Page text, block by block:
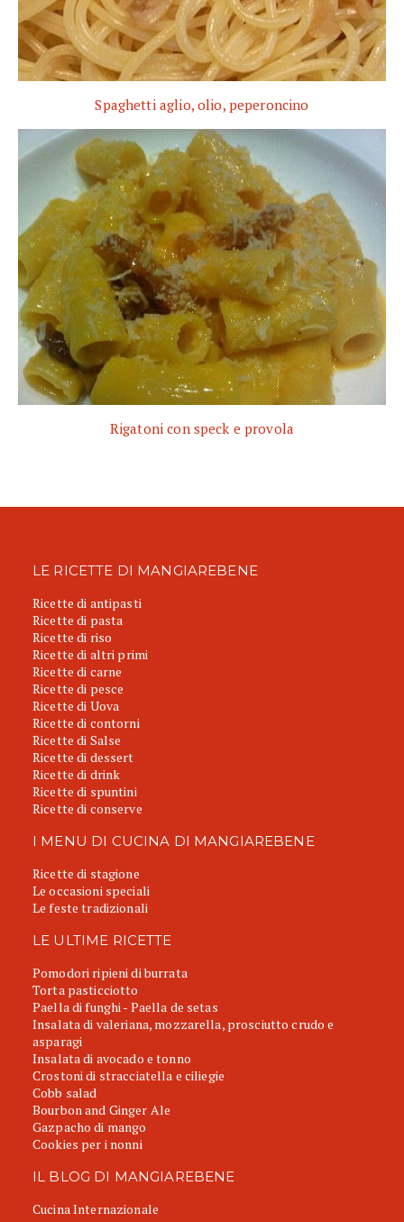
Spaghetti aglio, olio, peperoncino
Rigatoni con speck e provola
LE RICETTE DI MANGIAREBENE
Ricette di antipasti
Ricette di pasta
Ricette di riso
Ricette di altri primi
Ricette di carne
Ricette di pesce
Ricette di Uova
Ricette di contorni
Ricette di Salse
Ricette di dessert
Ricette di drink
Ricette di spuntini
Ricette di conserve
I MENU DI CUCINA DI MANGIAREBENE
Ricette di stagione
Le occasioni speciali
Le feste tradizionali
LE ULTIME RICETTE
Pomodori ripieni di burrata
Torta pasticciotto
Paella di funghi - Paella de setas
Insalata di valeriana, mozzarella, prosciutto crudo e
asparagi
Insalata di avocado e tonno
Crostoni di stracciatella e ciliegie
Cobb salad
Bourbon and Ginger Ale
Gazpacho di mango
Cookies per i nonni
IL BLOG DI MANGIAREBENE
Cucina Internazionale